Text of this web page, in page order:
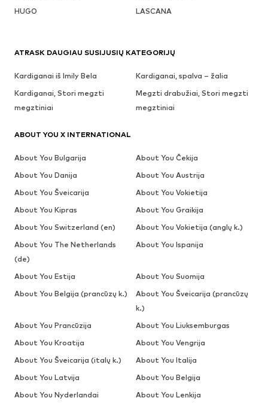
HUGO
LASCANA
ATRASK DAUGIAU SUSIJUSIŲ KATEGORIJŲ
Kardiganai iš Imily Bela
Kardiganai, spalva – žalia
Kardiganai, Stori megzti
megztiniai
Megzti drabužiai, Stori megzti
megztiniai
ABOUT YOU X INTERNATIONAL
About You Bulgarija
About You Čekija
About You Danija
About You Austrija
About You Šveicarija
About You Vokietija
About You Kipras
About You Graikija
About You Switzerland (en)
About You Vokietija (anglų k.)
About You The Netherlands
(de)
About You Ispanija
About You Estija
About You Suomija
About You Belgija (prancūzų k.)
About You Šveicarija (prancūzų
k.)
About You Prancūzija
About You Liuksemburgas
About You Kroatija
About You Vengrija
About You Šveicarija (italų k.)
About You Italija
About You Latvija
About You Belgija
About You Nyderlandai
About You Lenkija